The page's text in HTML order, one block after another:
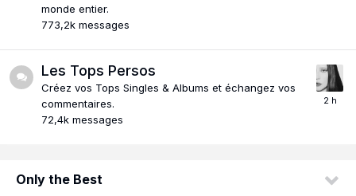
monde entier.
773,2k messages
Les Tops Persos
Créez vos Tops Singles & Albums et échangez vos
commentaires.
72,4k messages
Only the Best